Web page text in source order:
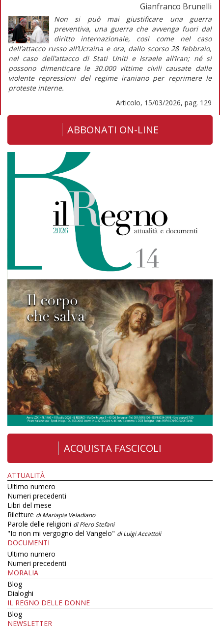
Gianfranco Brunelli
Non si può mai giustificare una guerra
preventiva, una guerra che avvenga fuori dal
diritto internazionale, così come nel caso
dell’attacco russo all’Ucraina e ora, dallo scorso 28 febbraio,
nel caso dell’attacco di Stati Uniti e Israele all’Iran; né si
possono dimenticare le 30.000 vittime civili causate dalle
violente repressioni del regime iraniano per reprimere le
proteste interne.
Articolo, 15/03/2026, pag. 129
ABBONATI ON-LINE
ACQUISTA FASCICOLI
ATTUALITÀ
Ultimo numero
Numeri precedenti
Libri del mese
Riletture di Mariapia Veladiano
Parole delle religioni di Piero Stefani
"Io non mi vergogno del Vangelo" di Luigi Accattoli
DOCUMENTI
Ultimo numero
Numeri precedenti
MORALIA
Blog
Dialoghi
IL REGNO DELLE DONNE
Blog
NEWSLETTER